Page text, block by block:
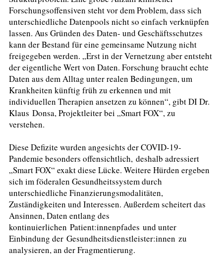
Forschungsoffensiven steht vor dem Problem, dass sich
unterschiedliche Datenpools nicht so einfach verknüpfen
lassen. Aus Gründen des Daten- und Geschäftsschutzes
kann der Bestand für eine gemeinsame Nutzung nicht
freigegeben werden. „Erst in der Vernetzung aber entsteht
der eigentliche Wert von Daten. Forschung braucht echte
Daten aus dem Alltag unter realen Bedingungen, um
Krankheiten künftig früh zu erkennen und mit
individuellen Therapien ansetzen zu können“, gibt DI Dr.
Klaus Donsa, Projektleiter bei „Smart FOX“, zu
verstehen.
Diese Defizite wurden angesichts der COVID-19-
Pandemie besonders offensichtlich, deshalb adressiert
„Smart FOX“ exakt diese Lücke. Weitere Hürden ergeben
sich im föderalen Gesundheitssystem durch
unterschiedliche Finanzierungsmodalitäten,
Zuständigkeiten und Interessen. Außerdem scheitert das
Ansinnen, Daten entlang des
kontinuierlichen Patient:innenpfades und unter
Einbindung der Gesundheitsdienstleister:innen zu
analysieren, an der Fragmentierung.